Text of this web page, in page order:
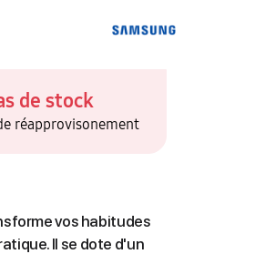
de stock
réapprovisonement
vos habitudes
Il se dote d'un